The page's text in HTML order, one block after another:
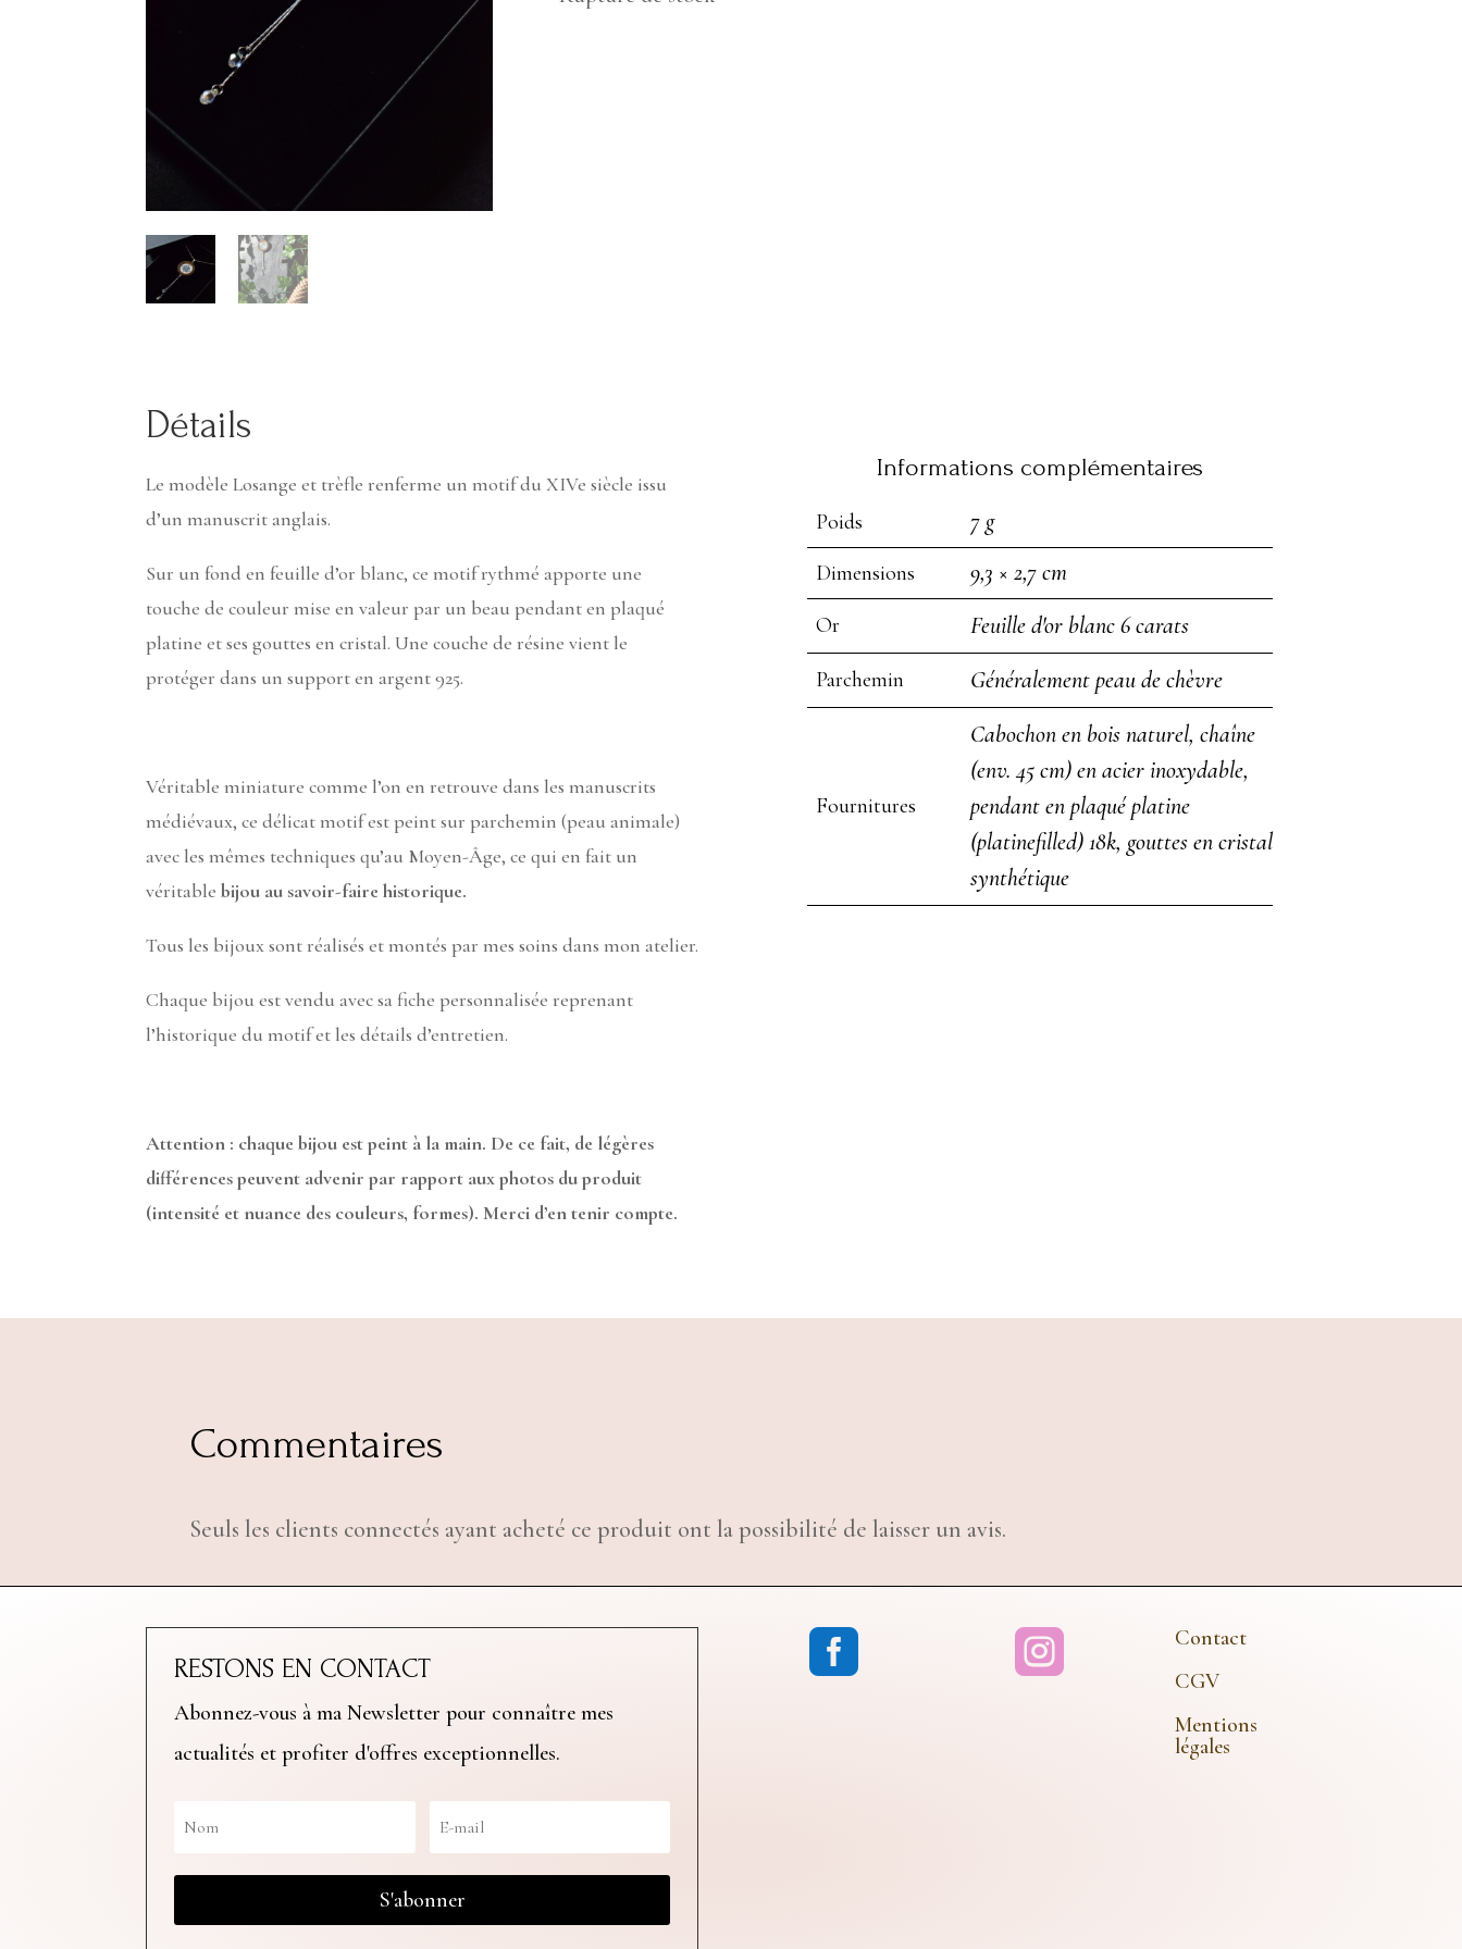
Détails
Le modèle Losange et trèfle renferme un motif du XIVe siècle issu
d’un manuscrit anglais.
Sur un fond en feuille d’or blanc, ce motif rythmé apporte une
touche de couleur mise en valeur par un beau pendant en plaqué
platine et ses gouttes en cristal. Une couche de résine vient le
protéger dans un support en argent 925.
Véritable miniature comme l’on en retrouve dans les manuscrits
médiévaux, ce délicat motif est peint sur parchemin (peau animale)
avec les mêmes techniques qu’au Moyen-Âge, ce qui en fait un
véritablebijou au savoir-faire historique.
Tous les bijoux sont réalisés et montés par mes soins dans mon atelier.
Chaque bijou est vendu avec sa fiche personnalisée reprenant
l’historique du motif et les détails d’entretien.
Attention : chaque bijou est peint à la main. De ce fait, de légères
différences peuvent advenir par rapport aux photos du produit
(intensité et nuance des couleurs, formes). Merci d’en tenir compte.
Informations complémentaires
Poids 7 g
Dimensions 9,3 × 2,7 cm
Or Feuille d'or blanc 6 carats
Parchemin Généralement peau de chèvre
Fournitures
Cabochon en bois naturel, chaîne
(env. 45 cm) en acier inoxydable,
pendant en plaqué platine
(platinefilled) 18k, gouttes en cristal
synthétique
Commentaires
Seuls les clients connectés ayant acheté ce produit ont la possibilité de laisser un avis.
RESTONS EN CONTACT
Abonnez-vous à ma Newsletter pour connaître mes
actualités et profiter d'offres exceptionnelles.
S'abonner
 
Contact
CGV
Mentions
légales